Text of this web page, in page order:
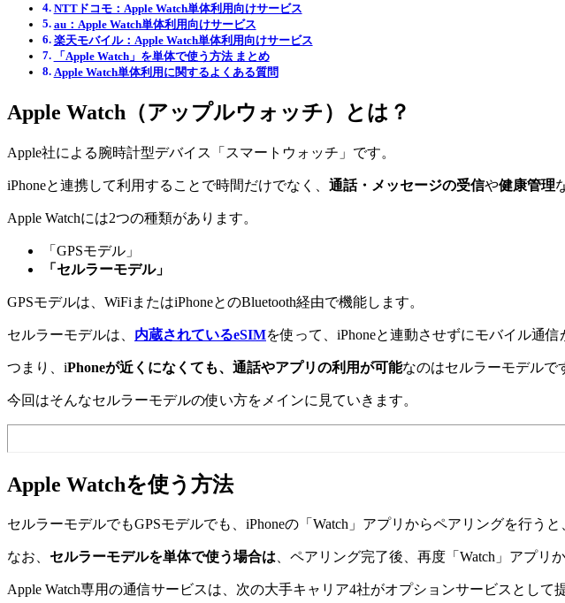
NTTドコモ：Apple Watch単体利用向けサービス
au：Apple Watch単体利用向けサービス
楽天モバイル：Apple Watch単体利用向けサービス
「Apple Watch」を単体で使う方法 まとめ
Apple Watch単体利用に関するよくある質問
Apple Watch（アップルウォッチ）とは？
Apple社による腕時計型デバイス「スマートウォッチ」です。
iPhoneと連携して利用することで時間だけでなく、 通話・メッセージの受信や健康管理
Apple Watchには2つの種類があります。
「GPSモデル」
「セルラーモデル」
GPSモデルは、WiFiまたはiPhoneとのBluetooth経由で機能します。
セルラーモデルは、 内蔵されているeSIMを使って、iPhoneと連動させずにモバイル通
つまり、iPhoneが近くになくても、通話やアプリの利用が可能なのはセルラーモデルで
今回はそんなセルラーモデルの使い方をメインに見ていきます。
Apple Watchを使う方法
セルラーモデルでもGPSモデルでも、iPhoneの「Watch」アプリからペアリングを行うと
なお、 セルラーモデルを単体で使う場合は、ペアリング完了後、再度「Watch」アプリ
Apple Watch専用の通信サービスは、次の大手キャリア4社がオプションサービスとして